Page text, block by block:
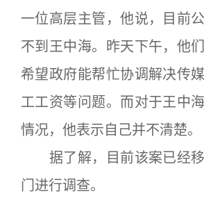
一位高层主管，他说，目前
不到王中海。昨天下午，他
希望政府能帮忙协调解决传
工工资等问题。而对于王中
情况，他表示自己并不清楚。
据了解，目前该案已经移
门进行调查。